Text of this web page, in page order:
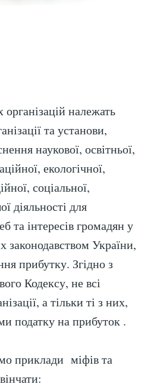
належать
та установи,
наукової, освітньої,
екологічної,
соціальної,
діяльності для
та інтересів громадян у
законодавством України,
прибутку. Згідно з
Кодексу, не всі
а тільки ті з них,
податку на прибуток .
приклади міфів та